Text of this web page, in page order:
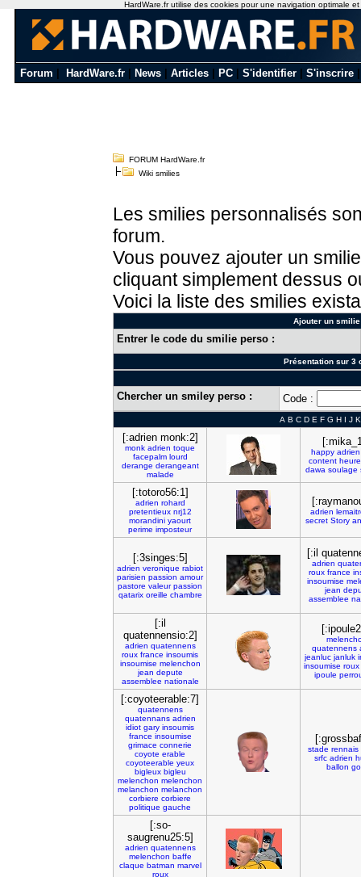
Forum HardWare.fr News Articles PC S'identifier S'inscrire
FORUM HardWare.fr
Wiki smilies
Les smilies personnalisés
forum.
Vous pouvez ajouter un
cliquant simplement dessus
Voici la liste des smilies
Ajouter un
Entrer le code du smilie perso :
Présentation sur 3
Chercher un smiley perso : Code :
A B C D E F G H I J K
[:adrien monk:2]
monk adrien toque
facepalm lourd
derange derangeant
malade
happy adrien
content
dawa soulage
[:totoro56:1]
adrien rohard
pretentieux nrj12
morandini yaourt
perime imposteur
adrien
secret Story
[:3singes:5]
adrien veronique rabiot
parisien passion amour
pastore valeur passion
qatarix oreille chambre
[:il
adrien
roux france
insoumise
jean
assemblee
[:il
quatennensio:2]
adrien quatennens
roux france insoumis
insoumise melenchon
jean depute
assemblee nationale
quatennens
jeanluc janluk
insoumise roux
ipoule
[:coyoteerable:7]
quatennens
quatennans adrien
idiot gary insoumis
france insoumise
grimace connerie
coyote erable
coyoteerable yeux
bigleux bigleu
melenchon melenchon
melanchon melanchon
corbiere corbiere
politique gauche
stade rennais
srfc adrien
ballon
[:so-
saugrenu25:5]
adrien quatennens
melenchon baffe
claque batman marvel
roux
HardWare.fr utilise des cookies pour une navigation optimale